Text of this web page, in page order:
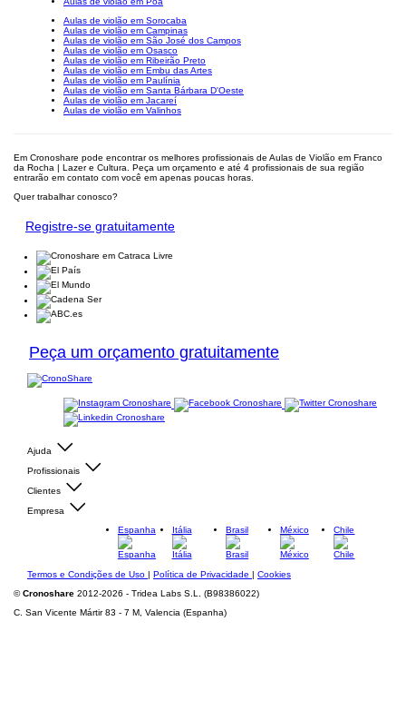
Aulas de violão em Sorocaba
Aulas de violão em Campinas
Aulas de violão em São José dos Campos
Aulas de violão em Osasco
Aulas de violão em Ribeirão Preto
Aulas de violão em Embu das Artes
Aulas de violão em Paulínia
Aulas de violão em Santa Bárbara D'Oeste
Aulas de violão em Jacareí
Aulas de violão em Valinhos
Em Cronoshare pode encontrar os melhores profissionais de Aulas de Violão em Franco
da Rocha | Lazer e Cultura. Peça um orçamento e até 4 profissionais de sua região
entrarão em contato com você em apenas poucas horas.
Quer trabalhar conosco?
Registre-se gratuitamente
Peça um orçamento gratuitamente
Ajuda
Profissionais
Clientes
Empresa
Espanha
Itália Brasil México Chile
Termos e Condições de Uso | Política de Privacidade | Cookies
©Cronoshare 2012-2026 - Tridea Labs S.L. (B98386022)
C. San Vicente Mártir 83 - 7 M, Valencia (Espanha)